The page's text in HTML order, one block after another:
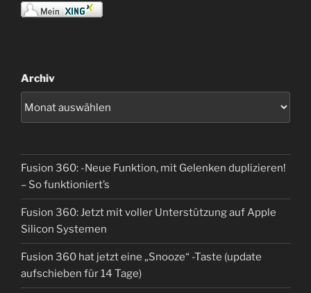
Archiv
Fusion 360: -Neue Funktion, mit Gelenken duplizieren!
– So funktioniert’s
Fusion 360: Jetzt mit voller Unterstützung auf Apple
Silicon Systemen
Fusion 360 hat jetzt eine „Snooze“ -Taste (update
aufschieben für 14 Tage)